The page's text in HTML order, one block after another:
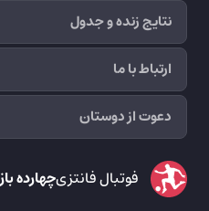
نتایج زنده و جدول
ارتباط با ما
دعوت از دوستان
فوتبال فانتزیچهارده